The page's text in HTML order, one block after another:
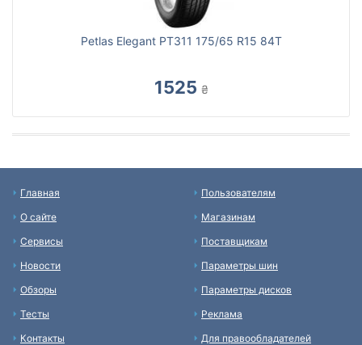
Petlas Elegant PT311 175/65 R15 84T
1525 ₴
Главная
О сайте
Сервисы
Новости
Обзоры
Тесты
Контакты
Пользователям
Магазинам
Поставщикам
Параметры шин
Параметры дисков
Реклама
Для правообладателей